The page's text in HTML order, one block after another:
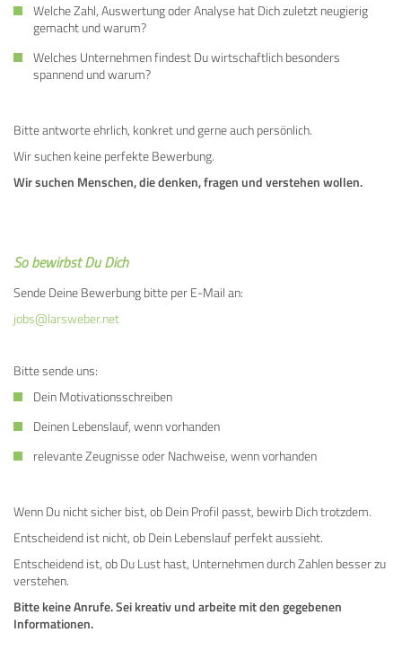
Welche Zahl, Auswertung oder Analyse hat Dich zuletzt neugierig
gemacht und warum?
Welches Unternehmen findest Du wirtschaftlich besonders
spannend und warum?
Bitte antworte ehrlich, konkret und gerne auch persönlich.
Wir suchen keine perfekte Bewerbung.
Wir suchen Menschen, die denken, fragen und verstehen wollen.
So bewirbst Du Dich
Sende Deine Bewerbung bitte per E-Mail an:
jobs@larsweber.net
Bitte sende uns:
Dein Motivationsschreiben
Deinen Lebenslauf, wenn vorhanden
relevante Zeugnisse oder Nachweise, wenn vorhanden
Wenn Du nicht sicher bist, ob Dein Profil passt, bewirb Dich trotzdem.
Entscheidend ist nicht, ob Dein Lebenslauf perfekt aussieht.
Entscheidend ist, ob Du Lust hast, Unternehmen durch Zahlen besser zu
verstehen.
Bitte keine Anrufe. Sei kreativ und arbeite mit den gegebenen
Informationen.